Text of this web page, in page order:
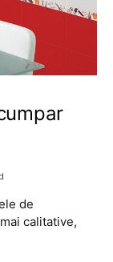
de
calitative,